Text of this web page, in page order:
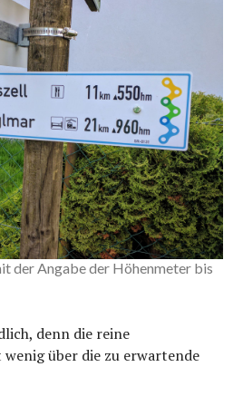
der Angabe der Höhenmeter bis
denn die reine
über die zu erwartende